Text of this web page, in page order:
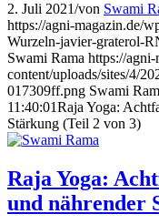
2. Juli 2021/von Swami
https://agni-magazin.de/
Wurzeln-javier-graterol-
Swami Rama https://
content/uploads/sites/4/
017309ff.png Swami
11:40:01Raja Yoga:
Stärkung (Teil 2 von 3)
Raja Yoga:
und nährender